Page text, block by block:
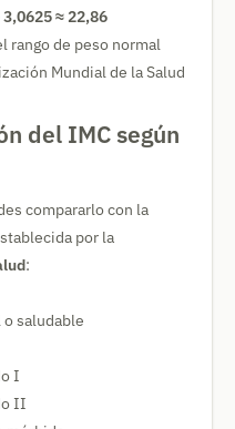
3,0625 ≈ 22,86
rango de peso normal
Mundial de la Salud
del IMC según
compararlo con la
por la
:
o saludable
I
II